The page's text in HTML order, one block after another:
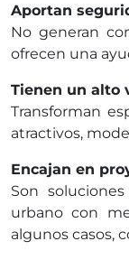
Aportan
No generan
ofrecen una
Tienen un alto
Transforman
atractivos,
Encajan en
Son
urbano con
algunos casos,